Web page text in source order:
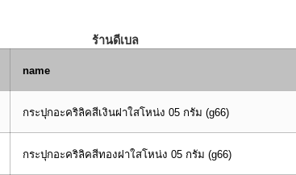
ร้านดีเบล
name
กระปุกอะคริลิคสีเงินฝาใสโหน่ง 05 กรัม (g66)
กระปุกอะคริลิคสีทองฝาใสโหน่ง 05 กรัม (g66)